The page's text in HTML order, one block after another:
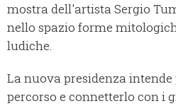
mostra dell'artista Sergio
nello spazio forme
ludiche.
La nuova presidenza intende
percorso e connetterlo con i